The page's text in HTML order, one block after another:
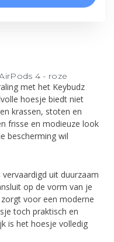
4 - roze
met het Keybudz
hoesje biedt niet
krassen, stoten en
frisse en modieuze look
bescherming wil
uit duurzaam
op de vorm van je
voor een moderne
toch praktisch en
is het hoesje volledig